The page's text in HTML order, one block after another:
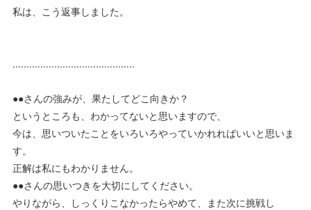
私は、こう返事しました。
............................................
●●さんの強みが、果たしてどこ向きか？
というところも、わかってないと思いますので、
今は、思いついたことをいろいろやっていかれればいいと思いま
す。
正解は私にもわかりません。
●●さんの思いつきを大切にしてください。
やりながら、しっくりこなかったらやめて、また次に挑戦し